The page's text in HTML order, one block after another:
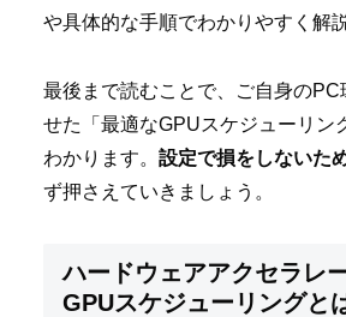
や具体的な手順でわかりやすく解
最後まで読むことで、ご自身のPC
せた「最適なGPUスケジューリン
わかります。 設定で損をしないた
ず押さえていきましょう。
ハードウェアアクセラレ
GPUスケジューリングと